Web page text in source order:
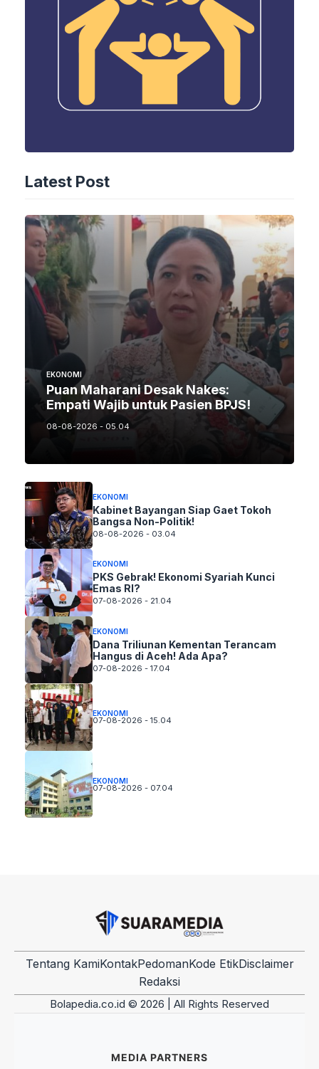
Latest Post
EKONOMI
Puan Maharani Desak Nakes:
Empati Wajib untuk Pasien BPJS!
08-08-2026 - 05.04
EKONOMI
Kabinet Bayangan Siap Gaet Tokoh
Bangsa Non-Politik!
08-08-2026 - 03.04
EKONOMI
PKS Gebrak! Ekonomi Syariah Kunci
Emas RI?
07-08-2026 - 21.04
EKONOMI
Dana Triliunan Kementan Terancam
Hangus di Aceh! Ada Apa?
07-08-2026 - 17.04
EKONOMI
07-08-2026 - 15.04
EKONOMI
07-08-2026 - 07.04
Tentang KamiKontakPedomanKode EtikDisclaimer
Redaksi
Bolapedia.co.id © 2026 | All Rights Reserved
MEDIA PARTNERS